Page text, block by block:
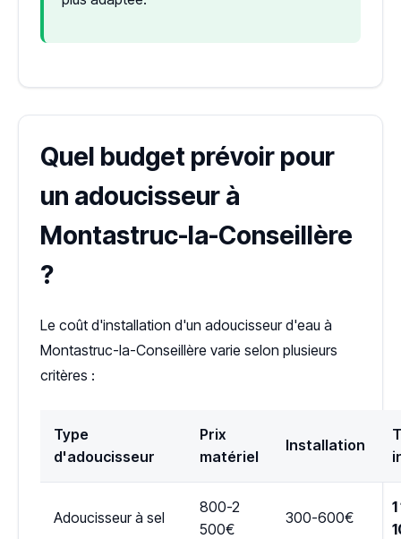
Quel budget prévoir pour
un adoucisseur à
Montastruc-la-Conseillère
?
Le coût d'installation d'un adoucisseur d'eau à
Montastruc-la-Conseillère varie selon plusieurs
critères :
Type
d'adoucisseur
Prix
matériel
Installation
Adoucisseur à sel
800-2
500€
300-600€